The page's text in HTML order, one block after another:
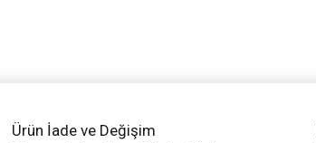
Ürün İade ve Değişim